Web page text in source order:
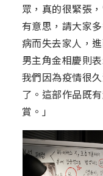
眾，真的很緊張
有意思，請大家
病而失去家人，
男主角金相慶則
我們因為疫情很
了。這部作品既
賞。」